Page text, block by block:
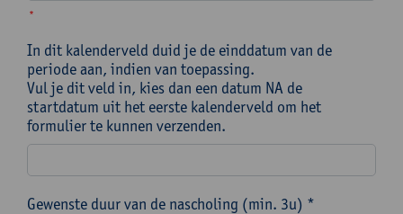
*
In dit kalenderveld duid je de einddatum van de
periode aan, indien van toepassing.
Vul je dit veld in, kies dan een datum NA de
startdatum uit het eerste kalenderveld om het
formulier te kunnen verzenden.
Gewenste duur van de nascholing (min. 3u) *